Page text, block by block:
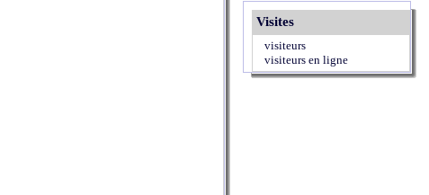
Visites
visiteurs
visiteurs en ligne